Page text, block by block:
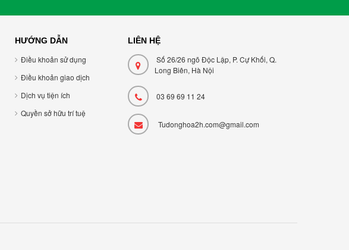
HƯỚNG DẪN
Điều khoản sử dụng
Điều khoản giao dịch
Dịch vụ tiện ích
Quyền sở hữu trí tuệ
LIÊN HỆ
Số 26/26 ngõ Độc Lập, P. Cự Khối, Q.
Long Biên, Hà Nội
03 69 69 11 24
Tudonghoa2h.com@gmail.com